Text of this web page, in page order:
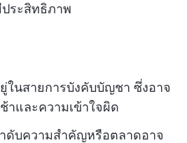
ระสิทธิภาพ
นสายการบังคับบัญชา ซึ่งอาจ
าและความเข้าใจผิด
ดับความสำคัญหรือตลาดอาจ